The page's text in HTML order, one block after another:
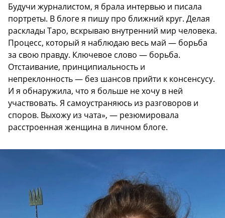
Будучи журналистом, я брала интервью и писала
портреты. В блоге я пишу про ближний круг. Делая
расклады Таро, вскрываю внутренний мир человека.
Процесс, который я наблюдаю весь май — борьба
за свою правду. Ключевое слово — борьба.
Отстаивание, принципиальность и
непреклонность — без шансов прийти к консенсусу.
И я обнаружила, что я больше не хочу в ней
участвовать. Я самоустраняюсь из разговоров и
споров. Выхожу из чата», — резюмировала
расстроенная женщина в личном блоге.